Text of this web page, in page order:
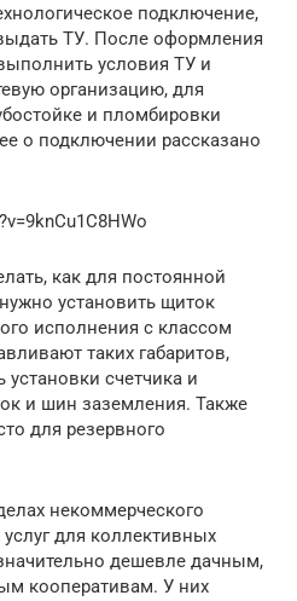
подключение,
ТУ. После оформления
условия ТУ и
организацию, для
и пломбировки
о подключении рассказано
как для постоянной
установить щиток
исполнения с классом
таких габаритов,
счетчика и
и шин заземления. Также
для резервного
некоммерческого
для коллективных
дешевле дачным,
кооперативам. У них